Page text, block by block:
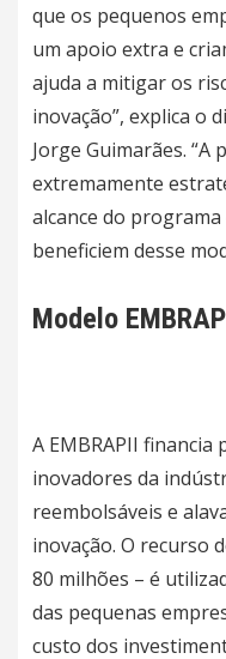
que os pequenos
um apoio extra e
ajuda a mitigar os
inovação”, explica o
Jorge Guimarães. “A
extremamente
alcance do
beneficiem desse
Modelo
A EMBRAPII
inovadores da
reembolsáveis e
inovação. O recurso
80 milhões – é
das pequenas
custo dos